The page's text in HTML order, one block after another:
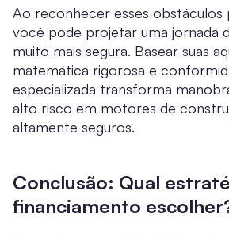
Ao reconhecer esses
você pode projetar uma jornada
muito mais segura. Basear suas
matemática rigorosa e
especializada transforma
alto risco em motores de
altamente seguros.
Conclusão: Qual
financiamento